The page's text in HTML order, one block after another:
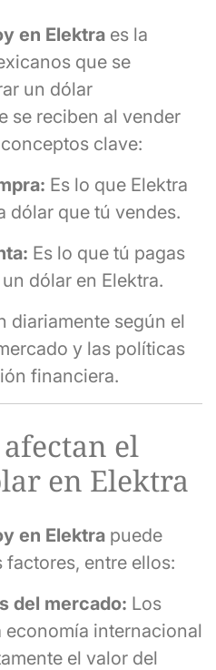
en Elektra es la
que se
un dólar
se reciben al vender
clave:
Es lo que Elektra
dólar que tú vendes.
Es lo que tú pagas
dólar en Elektra.
diariamente según el
y las políticas
financiera.
el
en Elektra
en Elektra puede
entre ellos:
del mercado: Los
economía internacional
el valor del